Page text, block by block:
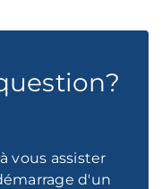
vous assister
d'un